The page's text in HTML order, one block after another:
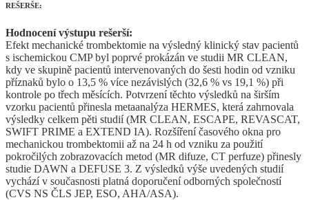
REŠERŠE:
Hodnocení výstupu rešerší:
Efekt mechanické trombektomie na výsledný klinický stav pacientů
s ischemickou CMP byl poprvé prokázán ve studii MR CLEAN,
kdy ve skupině pacientů intervenovaných do šesti hodin od vzniku
příznaků bylo o 13,5 % více nezávislých (32,6 % vs 19,1 %) při
kontrole po třech měsících. Potvrzení těchto výsledků na širším
vzorku pacientů přinesla metaanalýza HERMES, která zahrnovala
výsledky celkem pěti studií (MR CLEAN, ESCAPE, REVASCAT,
SWIFT PRIME a EXTEND IA). Rozšíření časového okna pro
mechanickou trombektomii až na 24 h od vzniku za použití
pokročilých zobrazovacích metod (MR difuze, CT perfuze) přinesly
studie DAWN a DEFUSE 3. Z výsledků výše uvedených studií
vychází v současnosti platná doporučení odborných společností
(CVS NS ČLS JEP, ESO, AHA/ASA).